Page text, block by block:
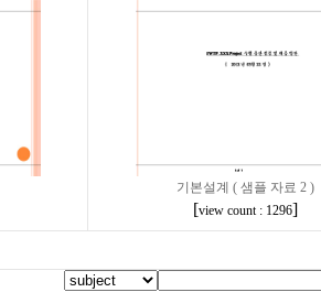
기본설계 ( 샘플 자료 2 )
[view count : 1296]